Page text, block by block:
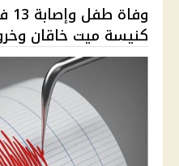
كنيسة ميت خاقان